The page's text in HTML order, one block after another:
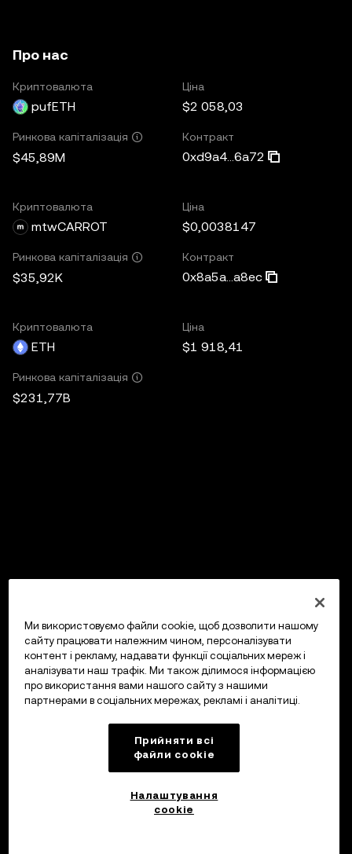
Про нас
Криптовалюта
pufETH
Ціна
$2 058,03
Ринкова капіталізація
$45,89M
Контракт
0xd9a4...6a72
Криптовалюта
mtwCARROT
Ціна
$0,0038147
Ринкова капіталізація
$35,92K
Контракт
0x8a5a...a8ec
Криптовалюта
ETH
Ціна
$1 918,41
Ринкова капіталізація
$231,77B
Ми використовуємо файли cookie, щоб дозволити нашому
сайту працювати належним чином, персоналізувати
контент і рекламу, надавати функції соціальних мереж і
аналізувати наш трафік. Ми також ділимося інформацією
про використання вами нашого сайту з нашими
партнерами в соціальних мережах, рекламі і аналітиці.
Прийняти всі
файли сookie
Налаштування
cookie